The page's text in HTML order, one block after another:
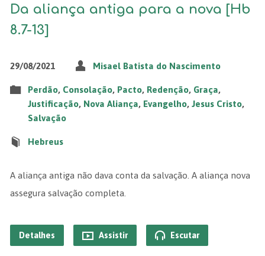
Da aliança antiga para a nova [Hb
8.7-13]
29/08/2021 Misael Batista do Nascimento
Perdão, Consolação, Pacto, Redenção, Graça,
Justificação, Nova Aliança, Evangelho, Jesus Cristo,
Salvação
Hebreus
A aliança antiga não dava conta da salvação. A aliança nova
assegura salvação completa.
Detalhes Assistir Escutar